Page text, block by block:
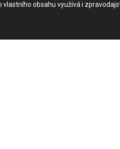
vlastního obsahu využívá i